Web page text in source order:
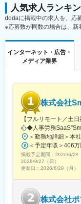
人気求人ランキ
dodaに掲載中の求人を、応
※応募数が同数の場合は、新
インターネット・広告・
メディア業界
株式会社
【フルリモート／土
心◆人事労務
掲載予定期間： 2026/6/29
2026/9/27（日）
更新日： 2026/6/29（月）
株式会社